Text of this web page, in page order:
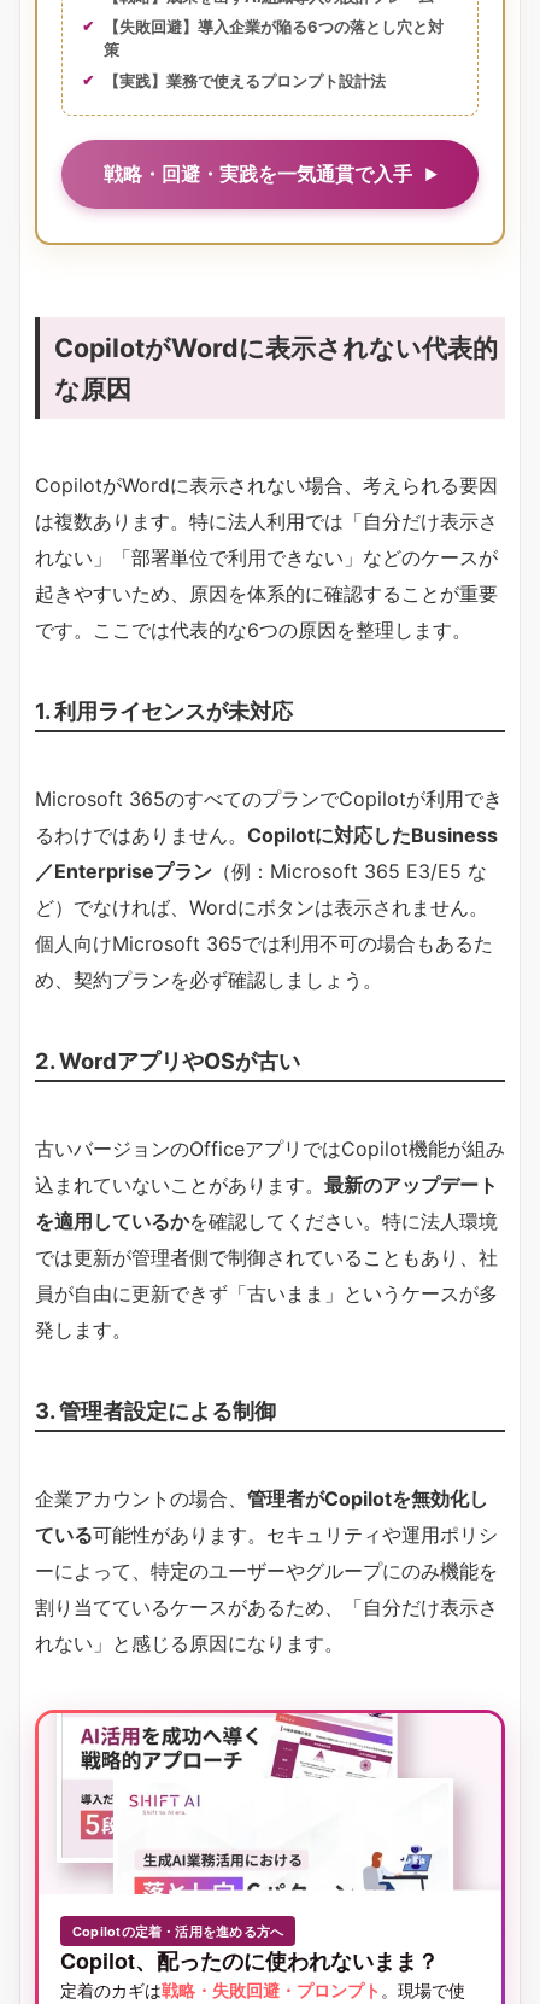
【失敗回避】導入企業が陥る6つの落とし穴と対
策
【実践】業務で使えるプロンプト設計法
戦略・回避・実践を一気通貫で入手
CopilotがWordに表示されない代表的
な原因
CopilotがWordに表示されない場合、考えられる要因
は複数あります。特に法人利用では「自分だけ表示さ
れない」「部署単位で利用できない」などのケースが
起きやすいため、原因を体系的に確認することが重要
です。ここでは代表的な6つの原因を整理します。
1. 利用ライセンスが未対応
Microsoft 365のすべてのプランでCopilotが利用でき
るわけではありません。 Copilotに対応したBusiness
／Enterpriseプラン （例：Microsoft 365 E3/E5 な
ど）でなければ、Wordにボタンは表示されません。
個人向けMicrosoft 365では利用不可の場合もあるた
め、契約プランを必ず確認しましょう。
2. WordアプリやOSが古い
古いバージョンのOfficeアプリではCopilot機能が組み
込まれていないことがあります。 最新のアップデート
を適用しているかを確認してください。特に法人環境
では更新が管理者側で制御されていることもあり、社
員が自由に更新できず「古いまま」というケースが多
発します。
3. 管理者設定による制御
企業アカウントの場合、 管理者がCopilotを無効化し
ている可能性があります。セキュリティや運用ポリシ
ーによって、特定のユーザーやグループにのみ機能を
割り当てているケースがあるため、「自分だけ表示さ
れない」と感じる原因になります。
Copilotの定着・活用を進める方へ
Copilot、配ったのに使われないまま？
定着のカギは戦略・失敗回避・プロンプト 。現場で使